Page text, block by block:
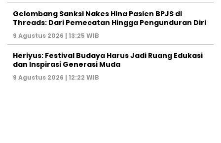
Gelombang Sanksi Nakes Hina Pasien BPJS di
Threads: Dari Pemecatan Hingga Pengunduran Diri
9 Agustus 2026 | 13:25 WIB
Heriyus: Festival Budaya Harus Jadi Ruang Edukasi
dan Inspirasi Generasi Muda
9 Agustus 2026 | 12:22 WIB